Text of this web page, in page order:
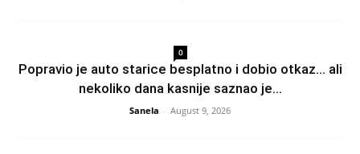
0
Popravio je auto starice besplatno i dobio otkaz… ali
nekoliko dana kasnije saznao je...
Sanela - August 9, 2026